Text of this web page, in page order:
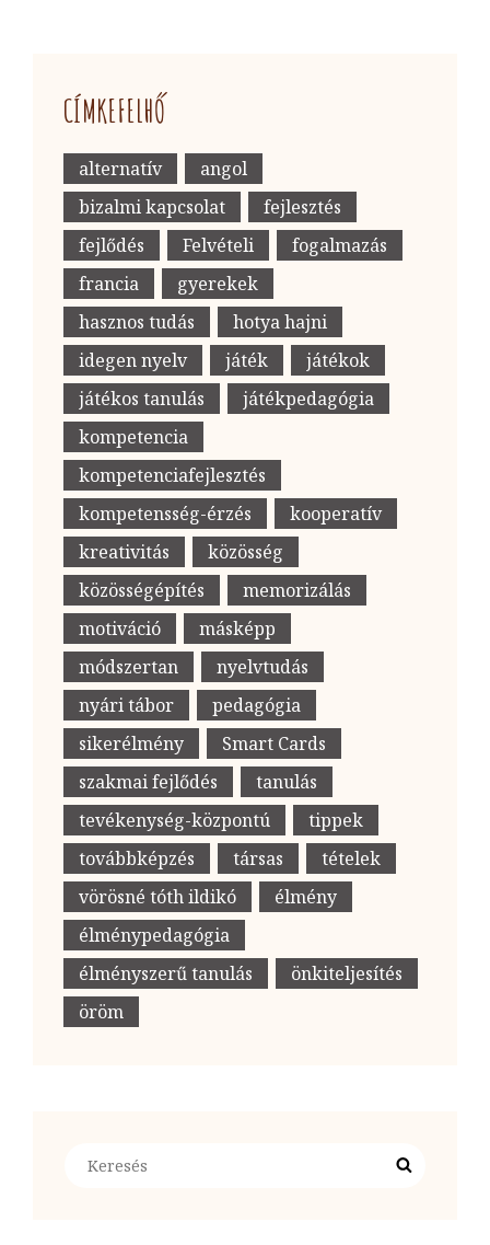
CÍMKEFELHŐ
alternatív
angol
bizalmi kapcsolat
fejlesztés
fejlődés
Felvételi
fogalmazás
francia
gyerekek
hasznos tudás
hotya hajni
idegen nyelv
játék
játékok
játékos tanulás
játékpedagógia
kompetencia
kompetenciafejlesztés
kompetensség-érzés
kooperatív
kreativitás
közösség
közösségépítés
memorizálás
motiváció
másképp
módszertan
nyelvtudás
nyári tábor
pedagógia
sikerélmény
Smart Cards
szakmai fejlődés
tanulás
tevékenység-központú
tippek
továbbképzés
társas
tételek
vörösné tóth ildikó
élmény
élménypedagógia
élményszerű tanulás
önkiteljesítés
öröm
Search